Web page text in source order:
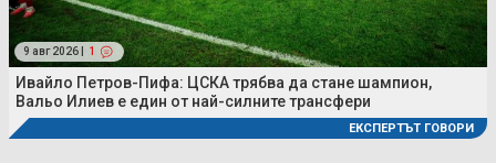
9 авг 2026 | 1
Ивайло Петров-Пифа: ЦСКА трябва да стане шампион,
Вальо Илиев е един от най-силните трансфери
ЕКСПЕРТЪТ ГОВОРИ